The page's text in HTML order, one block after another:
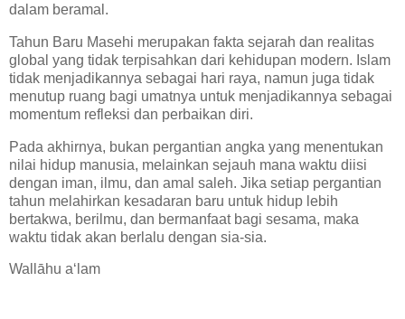
dalam beramal.
Tahun Baru Masehi merupakan fakta sejarah dan realitas
global yang tidak terpisahkan dari kehidupan modern. Islam
tidak menjadikannya sebagai hari raya, namun juga tidak
menutup ruang bagi umatnya untuk menjadikannya sebagai
momentum refleksi dan perbaikan diri.
Pada akhirnya, bukan pergantian angka yang menentukan
nilai hidup manusia, melainkan sejauh mana waktu diisi
dengan iman, ilmu, dan amal saleh. Jika setiap pergantian
tahun melahirkan kesadaran baru untuk hidup lebih
bertakwa, berilmu, dan bermanfaat bagi sesama, maka
waktu tidak akan berlalu dengan sia-sia.
Wallāhu a‘lam